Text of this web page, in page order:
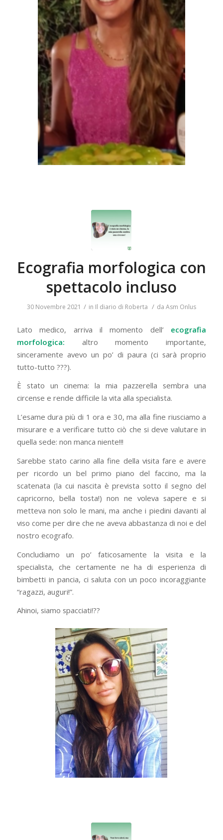
Ecografia morfologica con
spettacolo incluso
30 Novembre 2021 / in Il diario di Roberta / da Asm Onlus
Lato medico, arriva il momento dell’ ecografia
morfologica: altro momento importante,
sinceramente avevo un po’ di paura (ci sarà proprio
tutto-tutto ???).
È stato un cinema: la mia pazzerella sembra una
circense e rende difficile la vita alla specialista.
L’esame dura più di 1 ora e 30, ma alla fine riusciamo a
misurare e a verificare tutto ciò che si deve valutare in
quella sede: non manca niente!!!
Sarebbe stato carino alla fine della visita fare e avere
per ricordo un bel primo piano del faccino, ma la
scatenata (la cui nascita è prevista sotto il segno del
capricorno, bella tosta!) non ne voleva sapere e si
metteva non solo le mani, ma anche i piedini davanti al
viso come per dire che ne aveva abbastanza di noi e del
nostro ecografo.
Concludiamo un po’ faticosamente la visita e la
specialista, che certamente ne ha di esperienza di
bimbetti in pancia, ci saluta con un poco incoraggiante
“ragazzi, auguri!”.
Ahinoi, siamo spacciati!??